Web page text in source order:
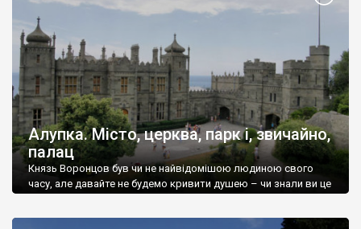
Алупка. Місто, церква, парк і, звичайно,
палац
Князь Воронцов був чи не найвідомішою людиною свого
часу, але давайте не будемо кривити душею – чи знали ви це